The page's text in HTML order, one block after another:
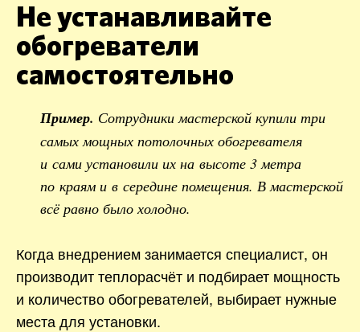
Не устанавливайте
обогреватели
самостоятельно
Пример. Сотрудники мастерской купили три
самых мощных потолочных обогревателя
и сами установили их на высоте 3 метра
по краям и в середине помещения. В мастерской
всё равно было холодно.
Когда внедрением занимается специалист, он
производит теплорасчёт и подбирает мощность
и количество обогревателей, выбирает нужные
места для установки.